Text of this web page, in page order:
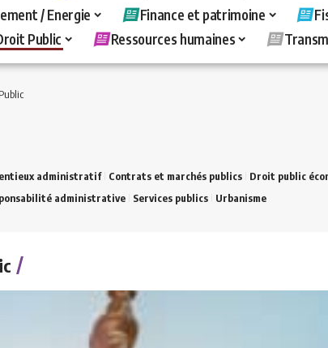
/ Energie Finance et patrimoine
Public Ressources humaines
administratif Contrats et marchés publics Droit public
administrative Services publics Urbanisme